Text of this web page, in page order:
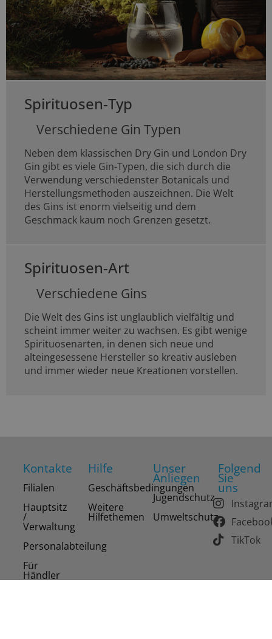
Spirituosen-Typ
Verschiedene Gin Typen
Neben dem klassischen Dry Gin und London Dry
Gin gibt es viele Gin-Typen, die sich durch die
Verwendung verschiedenster Botanicals und
Herstellungsmethoden auszeichnen. Die Welt
des Gins ist enorm vielseitig und dem
Geschmack kaum noch Grenzen gesetzt.
Spirituosen-Art
Verschiedene Gins
Die Welt des Gins ist unglaublich vielfältig und
scheint immer weiter zu wachsen. Es gibt wenige
Spirituosenarten, in denen sich neue und
alteingesessene Hersteller so kreativ ausleben
und immer wieder neue Kreationen vorstellen.
Kontakte
Filialen
Hauptsitz
/
Verwaltung
Personalabteilung
Für
Händler
Hilfe
Geschäftsbedingungen
Weitere
Hilfethemen
Unser
Anliegen
Jugendschutz
Umweltschutz
Folgend
Sie
uns
TikTok